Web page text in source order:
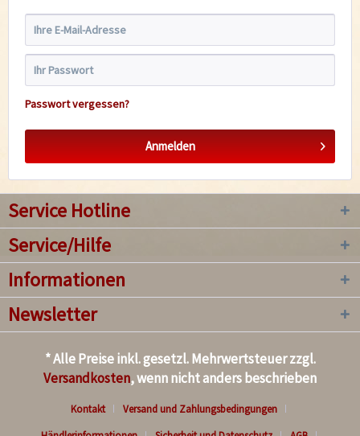
Passwort vergessen?
Anmelden
Service Hotline
Service/Hilfe
Informationen
Newsletter
* Alle Preise inkl. gesetzl. Mehrwertsteuer zzgl.
Versandkosten, wenn nicht anders beschrieben
Kontakt
Versand und Zahlungsbedingungen